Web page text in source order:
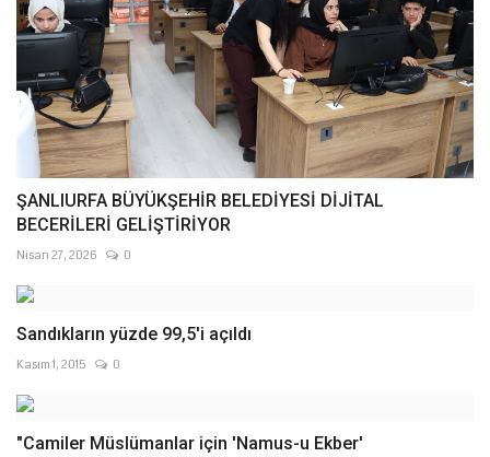
ŞANLIURFA BÜYÜKŞEHİR BELEDİYESİ DİJİTAL
BECERİLERİ GELİŞTİRİYOR
Nisan 27, 2026 0
Sandıkların yüzde 99,5'i açıldı
Kasım 1, 2015 0
"Camiler Müslümanlar için 'Namus-u Ekber'